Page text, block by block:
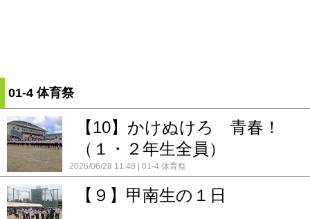
01-4 体育祭
【10】かけぬけろ 青春！
（１・２年生全員）
2026/06/28 11:48 01-4 体育祭
【９】甲南生の１日